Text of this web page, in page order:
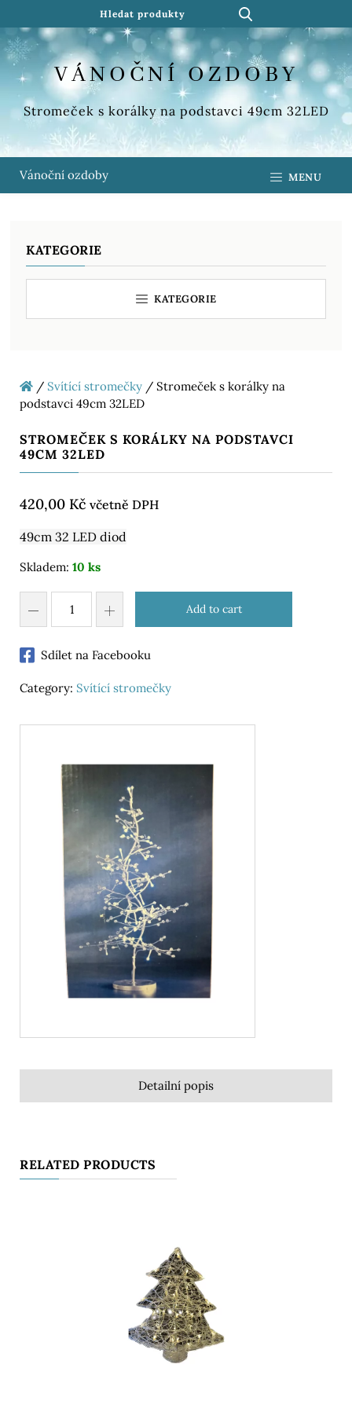
VÁNOČNÍ OZDOBY
Stromeček s korálky na podstavci 49cm 32LED
Vánoční ozdoby MENU
KATEGORIE
KATEGORIE
/ Svítící stromečky / Stromeček s korálky na
podstavci 49cm 32LED
STROMEČEK S KORÁLKY NA PODSTAVCI
49CM 32LED
420,00 Kč včetně DPH
49cm 32 LED diod
Skladem: 10 ks
Add to cart
Sdílet na Facebooku
Category: Svítící stromečky
Detailní popis
RELATED PRODUCTS